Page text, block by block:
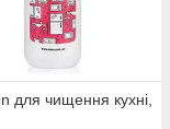
для чищення кухні,